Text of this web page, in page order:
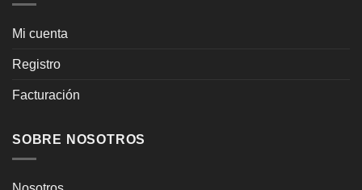
Mi cuenta
Registro
Facturación
SOBRE NOSOTROS